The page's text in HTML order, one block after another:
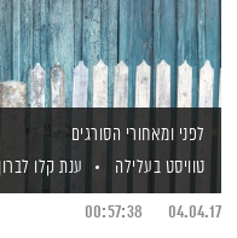
לפני ומאחורי הסורגים
טוויסט בעלילה
ענת קלו לברון
04.04.17
00:57:38